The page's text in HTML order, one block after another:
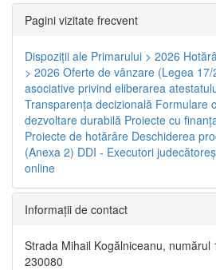
Pagini vizitate frecvent
Dispoziţii ale Primarului > 2026
> 2026 Oferte de vânzare (Legea 17/
asociative privind eliberarea
Transparenţa decizională Formulare
dezvoltare durabilă Proiecte cu
Proiecte de hotărâre Deschiderea
(Anexa 2) DDI - Executori
online
Informaţii de contact
Strada Mihail Kogălniceanu, numărul
230080